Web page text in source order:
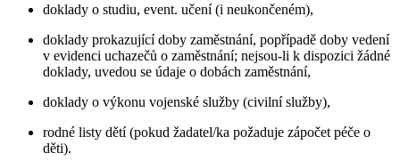
doklady o studiu, event. učení (i neukončeném),
doklady prokazující doby zaměstnání, popřípadě doby vedení
v evidenci uchazečů o zaměstnání; nejsou-li k dispozici žádné
doklady, uvedou se údaje o dobách zaměstnání,
doklady o výkonu vojenské služby (civilní služby),
rodné listy dětí (pokud žadatel/ka požaduje zápočet péče o
děti).